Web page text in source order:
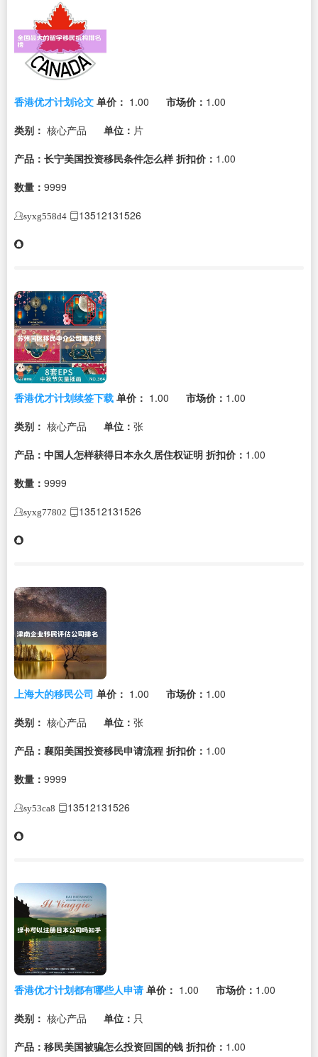
香港优才计划论文 单价： 1.00 市场价： 1.00
类别： 核心产品 单位： 片
产品：长宁美国投资移民条件怎么样 折扣价： 1.00
数量： 9999
syxg558d4 13512131526
香港优才计划续签下载 单价： 1.00 市场价： 1.00
类别： 核心产品 单位： 张
产品：中国人怎样获得日本永久居住权证明 折扣价： 1.00
数量： 9999
syxg77802 13512131526
上海大的移民公司 单价： 1.00 市场价： 1.00
类别： 核心产品 单位： 张
产品：襄阳美国投资移民申请流程 折扣价： 1.00
数量： 9999
sy53ca8 13512131526
香港优才计划都有哪些人申请 单价： 1.00 市场价： 1.00
类别： 核心产品 单位： 只
产品：移民美国被骗怎么投资回国的钱 折扣价： 1.00